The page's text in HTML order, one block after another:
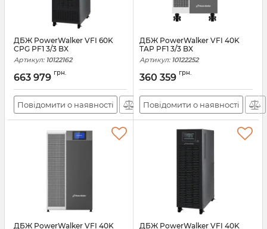
ДБЖ PowerWalker VFI 60K
CPG PF1 3/3 BX
Артикул: 10122162
663 979 грн.
Повідомити о наявності
ДБЖ PowerWalker VFI 40K
TAP PF1 3/3 BX
Артикул: 10122252
360 359 грн.
Повідомити о наявності
ДБЖ PowerWalker VFI 40K
ДБЖ PowerWalker VFI 40K